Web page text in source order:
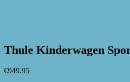
Thule Kinderwagen
€949.95